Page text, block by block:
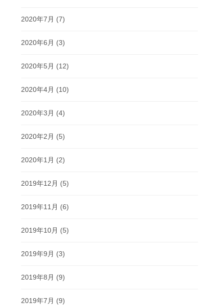
2020年7月 (7)
2020年6月 (3)
2020年5月 (12)
2020年4月 (10)
2020年3月 (4)
2020年2月 (5)
2020年1月 (2)
2019年12月 (5)
2019年11月 (6)
2019年10月 (5)
2019年9月 (3)
2019年8月 (9)
2019年7月 (9)